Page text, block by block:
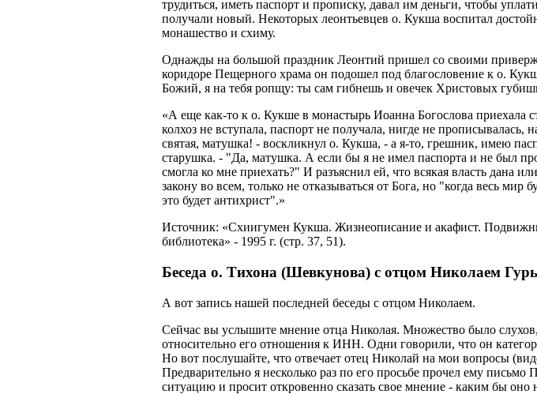
трудиться, иметь паспорт и прописку, давал им деньги, чтобы
получали новый. Некоторых леонтьевцев о. Кукша воспитал
монашество и схиму.
Однажды на большой праздник Леонтий пришел со своими
коридоре Пещерного храма он подошел под благословение к о.
Божий, я на тебя ропщу: ты сам гибнешь и овечек Христовых
«А еще как-то к о. Кукше в монастырь Иоанна Богослова приехала
колхоз не вступала, паспорт не получала, нигде не
святая, матушка! - воскликнул о. Кукша, - а я-то, грешник, имею
старушка. - "Да, матушка. А если бы я не имел паспорта и не был
смогла ко мне приехать?" И разъяснил ей, что всякая власть дана
закону во всем, только не отказываться от Бога, но "когда весь мир
это будет антихрист".»
Источник: «Схиигумен Кукша. Жизнеописание и акафист.
библиотека» - 1995 г. (стр. 37, 51).
Беседа о. Тихона (Шевкунова) с отцом Николаем
А вот запись нашей последней беседы с отцом Николаем.
Сейчас вы услышите мнение отца Николая. Множество было
относительно его отношения к ИНН. Одни говорили, что он
Но вот послушайте, что отвечает отец Николай на мои вопросы
Предварительно я несколько раз по его просьбе прочел ему
ситуацию и просит откровенно сказать свое мнение - каким бы